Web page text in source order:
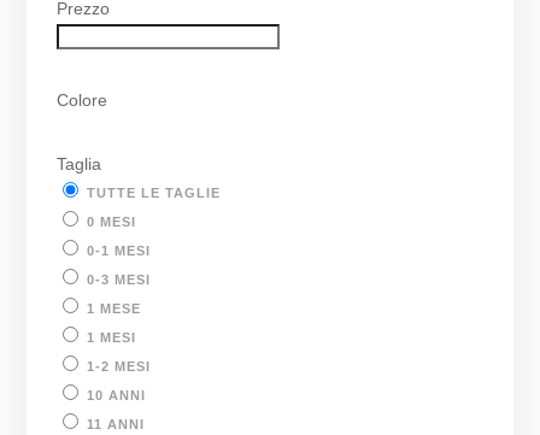
Prezzo
Colore
Taglia
TUTTE LE TAGLIE
0 MESI
0-1 MESI
0-3 MESI
1 MESE
1 MESI
1-2 MESI
10 ANNI
11 ANNI